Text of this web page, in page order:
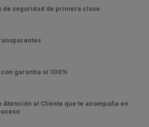
de seguridad de primera clase
garantía al 100%
Atención al Cliente que te acompaña en